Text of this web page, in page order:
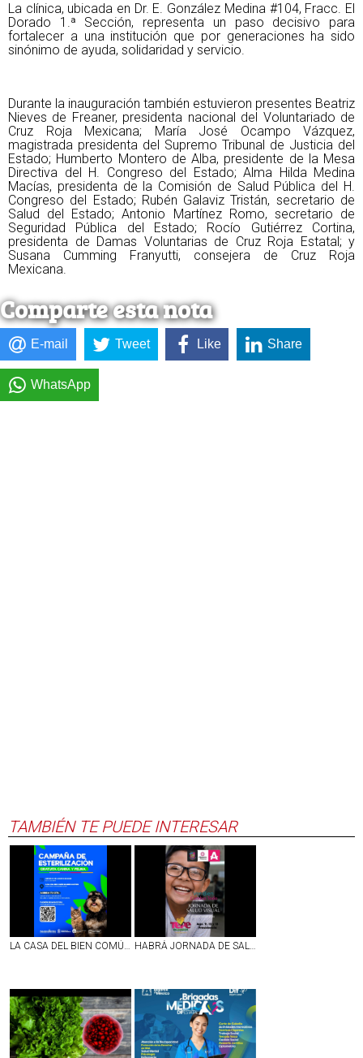
La clínica, ubicada en Dr. E. González Medina #104, Fracc. El
Dorado 1.ª Sección, representa un paso decisivo para
fortalecer a una institución que por generaciones ha sido
sinónimo de ayuda, solidaridad y servicio.
Durante la inauguración también estuvieron presentes Beatriz
Nieves de Freaner, presidenta nacional del Voluntariado de
Cruz Roja Mexicana; María José Ocampo Vázquez,
magistrada presidenta del Supremo Tribunal de Justicia del
Estado; Humberto Montero de Alba, presidente de la Mesa
Directiva del H. Congreso del Estado; Alma Hilda Medina
Macías, presidenta de la Comisión de Salud Pública del H.
Congreso del Estado; Rubén Galaviz Tristán, secretario de
Salud del Estado; Antonio Martínez Romo, secretario de
Seguridad Pública del Estado; Rocío Gutiérrez Cortina,
presidenta de Damas Voluntarias de Cruz Roja Estatal; y
Susana Cumming Franyutti, consejera de Cruz Roja
Mexicana.
Comparte esta nota
E-mail Tweet Like Share
WhatsApp
TAMBIÉN TE PUEDE INTERESAR
LA CASA DEL BIEN COMÚN MUJERES ILUSTRES EN AGS SERÁ SEDE DE LA JORNADA DE ESTERILIZACIÓN CANINA Y FELINA HABRÁ JORNADA DE SALUD VISUAL EN TEPEZALÁ